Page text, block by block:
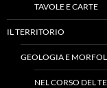
TAVOLE E CARTE
IL TERRITORIO
GEOLOGIA E
NEL CORSO DEL